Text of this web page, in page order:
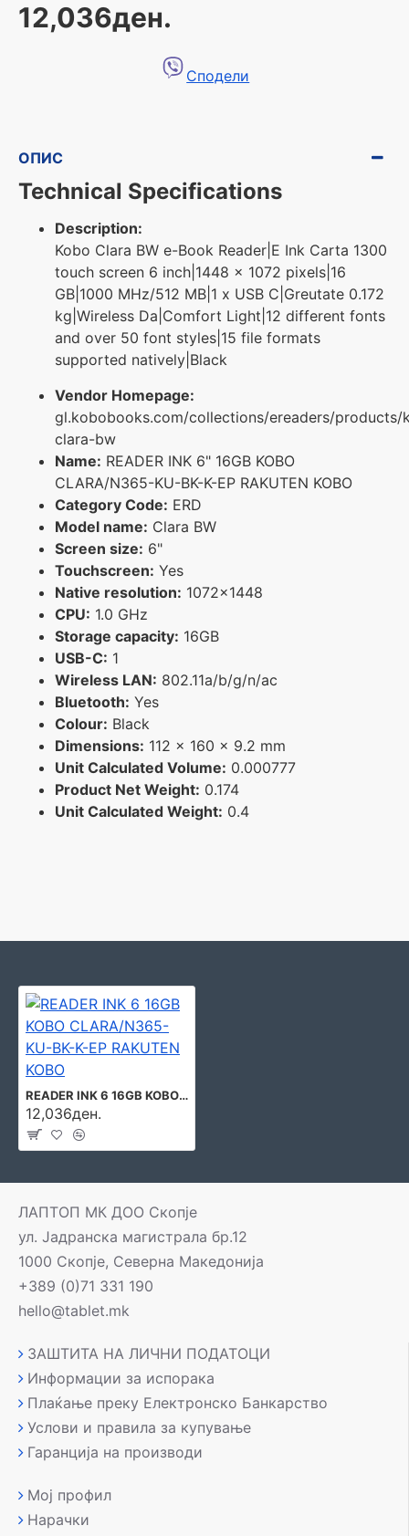
12,036ден.
Сподели
ОПИС
Technical Specifications
Description:
Kobo Clara BW e-Book Reader|E Ink Carta 1300
touch screen 6 inch|1448 x 1072 pixels|16
GB|1000 MHz/512 MB|1 x USB C|Greutate 0.172
kg|Wireless Da|Comfort Light|12 different fonts
and over 50 font styles|15 file formats
supported natively|Black
Vendor Homepage:
gl.kobobooks.com/collections/ereaders/products/
clara-bw
Name: READER INK 6" 16GB KOBO
CLARA/N365-KU-BK-K-EP RAKUTEN KOBO
Category Code: ERD
Model name: Clara BW
Screen size: 6"
Touchscreen: Yes
Native resolution: 1072x1448
CPU: 1.0 GHz
Storage capacity: 16GB
USB-C: 1
Wireless LAN: 802.11a/b/g/n/ac
Bluetooth: Yes
Colour: Black
Dimensions: 112 x 160 x 9.2 mm
Unit Calculated Volume: 0.000777
Product Net Weight: 0.174
Unit Calculated Weight: 0.4
READER INK 6 16GB KOBO CLARA/N365-KU-BK-K-EP RAKUTEN KOBO
12,036ден.
ЛАПТОП МК ДОО Скопје
ул. Јадранска магистрала бр.12
1000 Скопје, Северна Македонија
+389 (0)71 331 190
hello@tablet.mk
ЗАШТИТА НА ЛИЧНИ ПОДАТОЦИ
Информации за испорака
Плаќање преку Електронско Банкарство
Услови и правила за купување
Гаранција на производи
Мој профил
Нарачки